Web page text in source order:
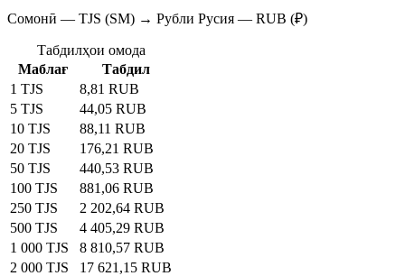
Сомонӣ — TJS (SM) → Рубли Русия — RUB (₽)
Табдилҳои омода
Маблағ
Табдил
1 TJS
8,81 RUB
5 TJS
44,05 RUB
10 TJS
88,11 RUB
20 TJS
176,21 RUB
50 TJS
440,53 RUB
100 TJS
881,06 RUB
250 TJS
2 202,64 RUB
500 TJS
4 405,29 RUB
1 000 TJS
8 810,57 RUB
2 000 TJS
17 621,15 RUB